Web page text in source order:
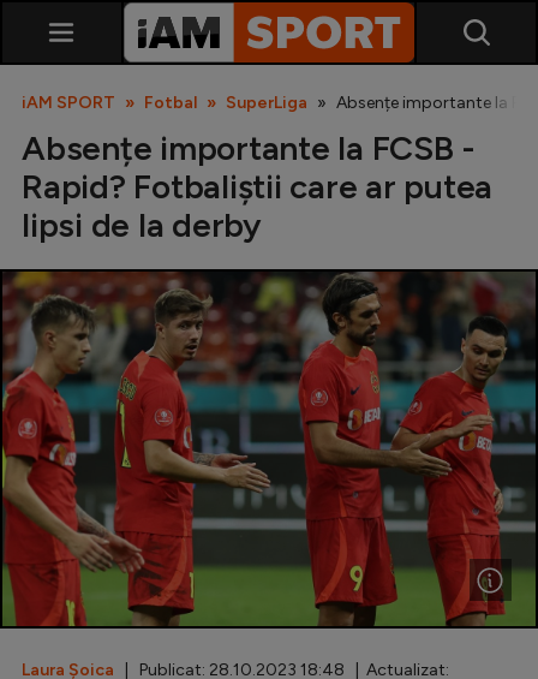
SuperLiga
Liga 2
Cupa României
Echipa Națională
U21
Fotbal feminin
Special
Diverse
Inedit
iAM SPORT Fotbal SuperLiga Absențe importante la
Absențe importante la FCSB -
Rapid? Fotbaliștii care ar putea
lipsi de la derby
Laura Șoica | Publicat: 28.10.2023 18:48 | Actualizat: